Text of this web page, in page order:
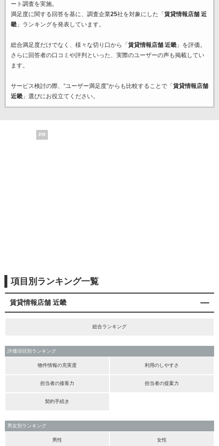
ート調査を実施。
満足度に関する回答を基に、調査企業25社を対象にした「 賃貸情報店舗 近
畿」ランキングを発表しています。
総合満足度だけでなく、様々な切り口から「 賃貸情報店舗 近畿」を評価。
さらに回答者の口コミや評判といった、実際のユーザーの声も掲載してい
ます。
サービス検討の際、“ユーザー満足度”からも比較することで「 賃貸情報店舗
近畿」選びにお役立てください。
PR
項目別ランキング一覧
賃貸情報店舗 近畿
総合ランキング
評価項目別ランキング
物件情報の充実度 利用のしやすさ
担当者の接客力 担当者の提案力
契約手続き
男女別ランキング
男性 女性